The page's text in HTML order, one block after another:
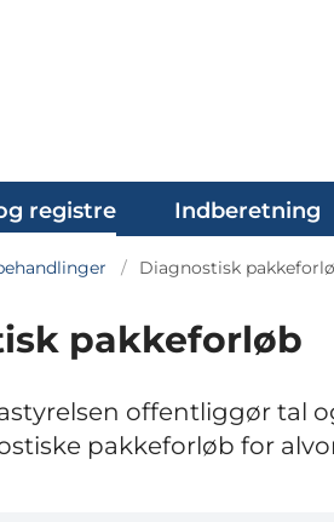
registre Indberetning
Diagnostisk
pakkeforløb
offentliggør tal
pakkeforløb for